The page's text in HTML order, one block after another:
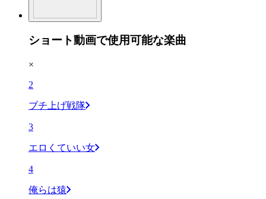
ショート動画で使用可能な楽曲
×
2
ブチ上げ戦隊
3
エロくていい女
4
俺らは猿